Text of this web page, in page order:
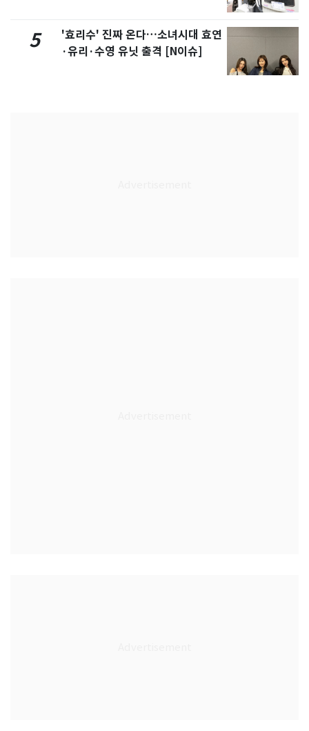
5
'효리수' 진짜 온다…소녀시대 효연
·유리·수영 유닛 출격 [N이슈]